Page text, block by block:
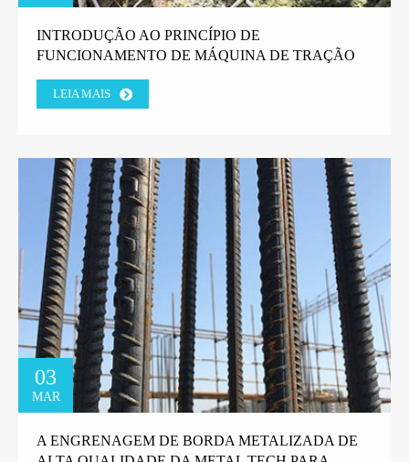
INTRODUÇÃO AO PRINCÍPIO DE
FUNCIONAMENTO DE MÁQUINA DE TRAÇÃO
LEIA MAIS
03
MAR
A ENGRENAGEM DE BORDA METALIZADA DE